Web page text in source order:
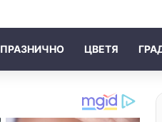
ПРАЗНИЧНО ЦВЕТЯ